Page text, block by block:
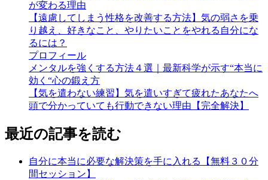
が変わる理由
【遠慮してしまう性格を改善する方法】気の弱さを乗
り越え、好きなこと、やりたいことをやれる自分にな
るには？
プロフィール
メンタルを強くする方法４選｜最新科学が示す“本当に
効く“心の鍛え方
【気を遣わない練習】気を遣いすぎて疲れたあなたへ
頭で分かっていても行動できない理由【完全解決】
最近の記事を読む
自分に本当に必要な解決策を手に入れる【無料３０分
間セッション】